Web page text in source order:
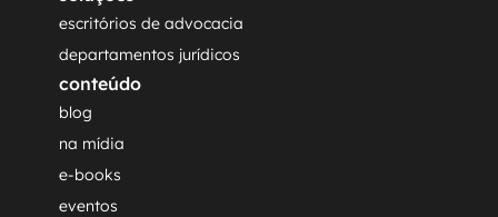
escritórios de advocacia
departamentos jurídicos
conteúdo
blog
na mídia
e-books
eventos